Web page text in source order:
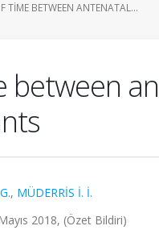
TIME BETWEEN ANTENATAL...
between
, MÜDERRİS İ. İ.
2018, (Özet Bildiri)